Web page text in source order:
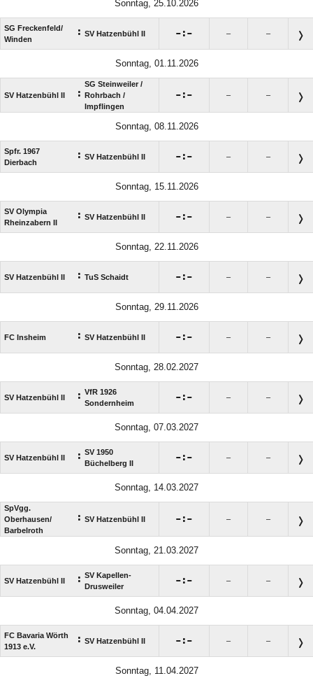
Sonntag, 25.10.2026
SG Freckenfeld/​
Winden
: SV Hatzenbühl II : – –
Sonntag, 01.11.2026
SV Hatzenbühl II :
SG Steinweiler /​
Rohrbach /​
Impflingen
: – –
Sonntag, 08.11.2026
Spfr. 1967
Dierbach
: SV Hatzenbühl II : – –
Sonntag, 15.11.2026
SV Olympia
Rheinzabern II
: SV Hatzenbühl II : – –
Sonntag, 22.11.2026
SV Hatzenbühl II : TuS Schaidt : – –
Sonntag, 29.11.2026
FC Insheim : SV Hatzenbühl II : – –
Sonntag, 28.02.2027
SV Hatzenbühl II : VfR 1926
Sondernheim
: – –
Sonntag, 07.03.2027
SV Hatzenbühl II : SV 1950
Büchelberg II
: – –
Sonntag, 14.03.2027
SpVgg.
Oberhausen/​
Barbelroth
: SV Hatzenbühl II : – –
Sonntag, 21.03.2027
SV Hatzenbühl II : SV Kapellen-
Drusweiler
: – –
Sonntag, 04.04.2027
FC Bavaria Wörth
1913 e.V.
: SV Hatzenbühl II : – –
Sonntag, 11.04.2027